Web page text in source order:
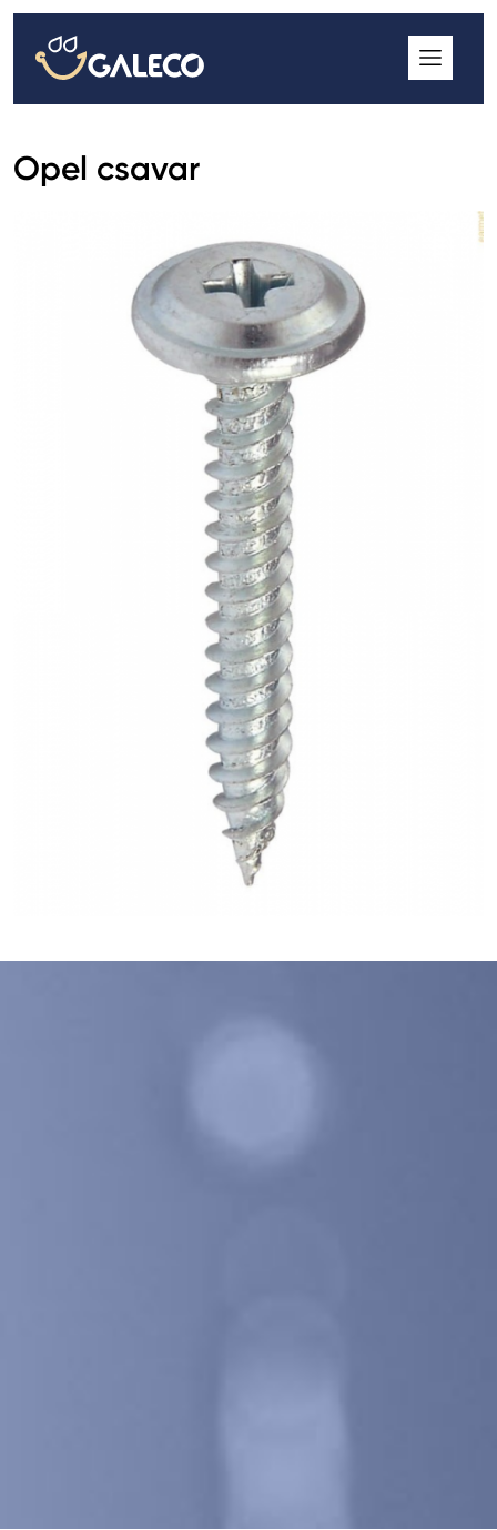
Opel csavar
ROOFGUTTER CLASSIC
GALECO GRIN MOD
GALECO PVC ERESZCSATORNA RENDSZER
GALECO STAL ERESZCSATORNA RENDSZER
ERESZCSATORNA RENDSZER
GALECO REJTETT ERESZCSATORNA RENDSZER
QSTALYO ERESZCSATORNA RENDSZER
GALECO LEMEZTERMÉKEK ÉS TETŐKIEGÉSZÍTŐK
CLAMPINE SZERELŐ PLATFORMOK